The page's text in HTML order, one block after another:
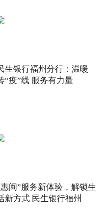
生银行福州分行：温暖
“疫”线 服务有力量
闽”服务新体验，解锁生
新方式 民生银行福州